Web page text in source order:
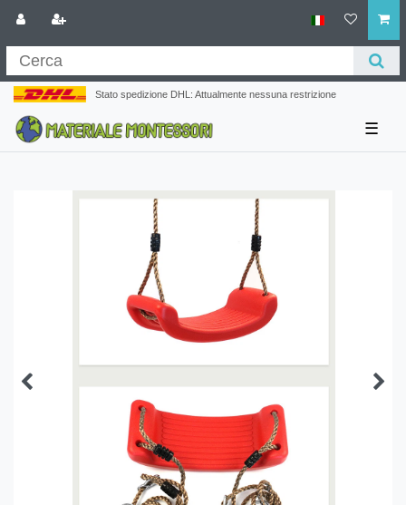
Stato spedizione DHL: Attualmente nessuna restrizione
☰